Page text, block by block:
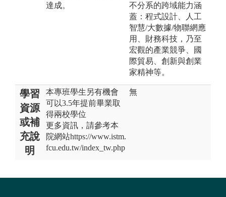
達成。
不分系的跨域能力涵
蓋：程式設計、人工
智慧/大數據/物聯網應
用、財務科技，乃至
宏觀的產業競爭、國
際貿易、創新與創業
家精神等。
學習
資源
或補
充說
明
本專班學生另有機會
可以3.5年提前畢業取
得兩校學位
更多資訊，請參考本
院網站https://www.istm.
fcu.edu.tw/index_tw.php
無